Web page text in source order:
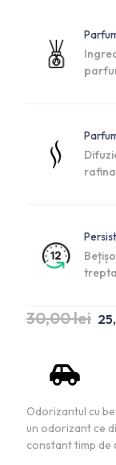
30,00lei
Odorizantul cu
un odorizant ce
constant timp de